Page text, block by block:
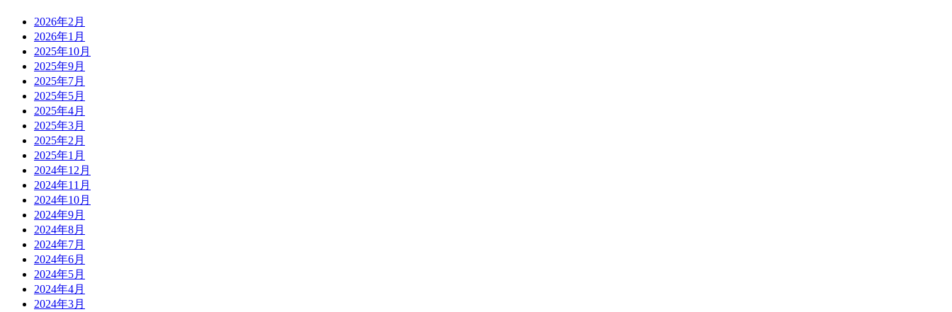
2026年2月
2026年1月
2025年10月
2025年9月
2025年7月
2025年5月
2025年4月
2025年3月
2025年2月
2025年1月
2024年12月
2024年11月
2024年10月
2024年9月
2024年8月
2024年7月
2024年6月
2024年5月
2024年4月
2024年3月